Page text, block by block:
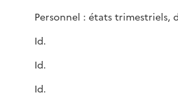
Personnel : états trimestriels,
Id.
Id.
Id.